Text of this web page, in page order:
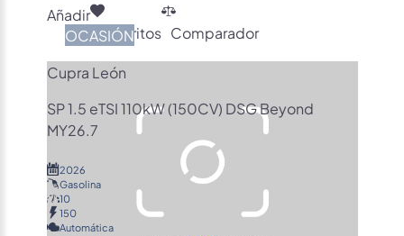
Añadir
Favoritos Comparador
OCASIÓN
Cupra León
SP 1.5 eTSI 110kW (150CV) DSG Beyond
MY26.7
2026
Gasolina
10
150
Automática